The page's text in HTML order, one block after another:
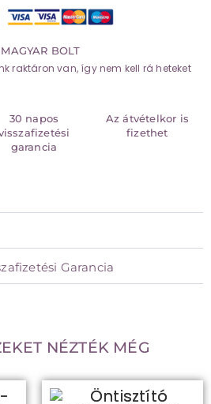
BOLT
raktáron van, így nem kell rá heteket
30 napos
garancia
Az átvételkor is
fizethet
Garancia
NÉZTÉK MÉG